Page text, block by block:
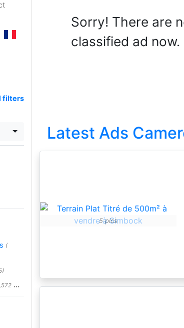
Sorry! There are
classified ad now.
Latest Ads
5 pics
filters
(
...